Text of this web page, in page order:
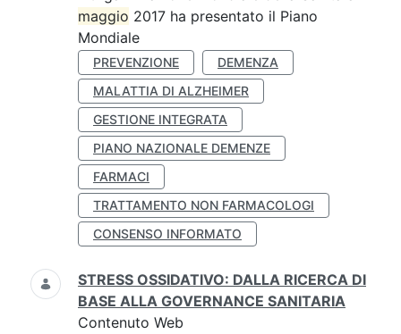
maggio 2017 ha presentato il Piano
Mondiale
PREVENZIONE
DEMENZA
MALATTIA DI ALZHEIMER
GESTIONE INTEGRATA
PIANO NAZIONALE DEMENZE
FARMACI
TRATTAMENTO NON FARMACOLOGI
CONSENSO INFORMATO
STRESS OSSIDATIVO: DALLA RICERCA DI
BASE ALLA GOVERNANCE SANITARIA
Contenuto Web